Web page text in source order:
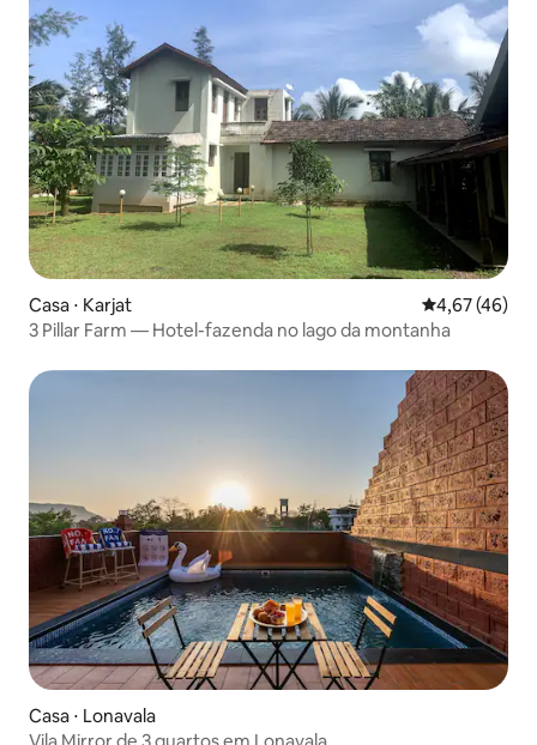
Casa ⋅ Karjat 4,67 de uma
4,67 (46)
3 Pillar Farm — Hotel-fazenda no lago da montanha
Casa ⋅ Lonavala
Vila Mirror de 3 quartos em Lonavala